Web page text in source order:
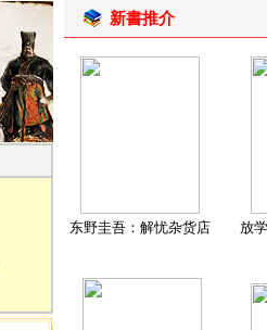
新書推介
东野圭吾：解忧杂货店 放